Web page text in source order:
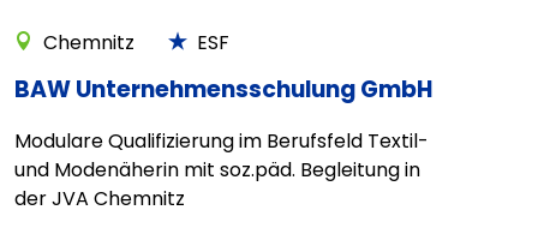
Chemnitz ESF
BAW Unternehmensschulung GmbH
Modulare Qualifizierung im Berufsfeld Textil-
und Modenäherin mit soz.päd. Begleitung in
der JVA Chemnitz